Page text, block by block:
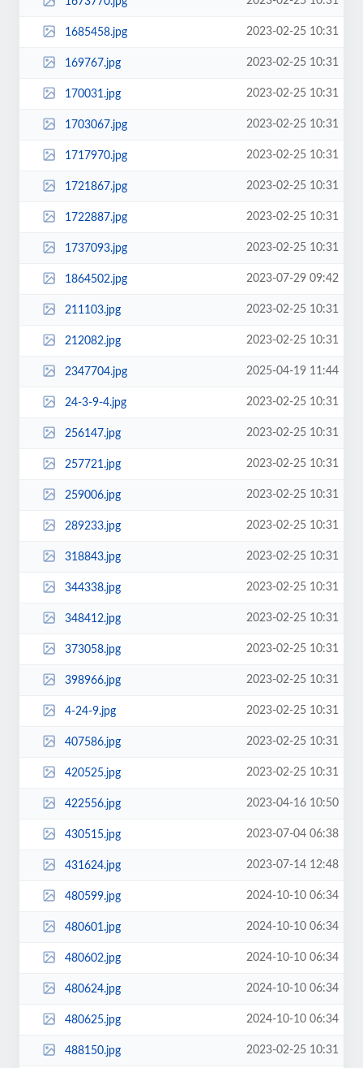
1685458.jpg 2023-02-25 10:31
169767.jpg 2023-02-25 10:31
170031.jpg 2023-02-25 10:31
1703067.jpg 2023-02-25 10:31
1717970.jpg 2023-02-25 10:31
1721867.jpg 2023-02-25 10:31
1722887.jpg 2023-02-25 10:31
1737093.jpg 2023-02-25 10:31
1864502.jpg 2023-07-29 09:42
211103.jpg 2023-02-25 10:31
212082.jpg 2023-02-25 10:31
2347704.jpg 2025-04-19 11:44
24-3-9-4.jpg 2023-02-25 10:31
256147.jpg 2023-02-25 10:31
257721.jpg 2023-02-25 10:31
259006.jpg 2023-02-25 10:31
289233.jpg 2023-02-25 10:31
318843.jpg 2023-02-25 10:31
344338.jpg 2023-02-25 10:31
348412.jpg 2023-02-25 10:31
373058.jpg 2023-02-25 10:31
398966.jpg 2023-02-25 10:31
4-24-9.jpg 2023-02-25 10:31
407586.jpg 2023-02-25 10:31
420525.jpg 2023-02-25 10:31
422556.jpg 2023-04-16 10:50
430515.jpg 2023-07-04 06:38
431624.jpg 2023-07-14 12:48
480599.jpg 2024-10-10 06:34
480601.jpg 2024-10-10 06:34
480602.jpg 2024-10-10 06:34
480624.jpg 2024-10-10 06:34
480625.jpg 2024-10-10 06:34
488150.jpg 2023-02-25 10:31